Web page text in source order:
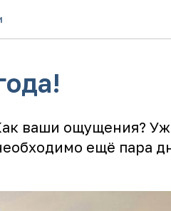
ваши ощущения?
ещё пара